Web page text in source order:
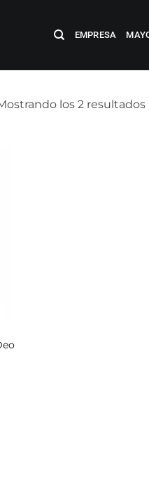
EMPRESA
los 2 resultados